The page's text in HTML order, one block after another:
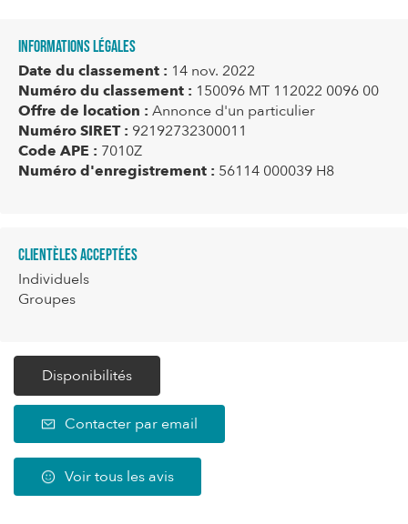
Informations légales
Date du classement : 14 nov. 2022
Numéro du classement : 150096 MT 112022 0096 00
Offre de location : Annonce d'un particulier
Numéro SIRET : 92192732300011
Code APE : 7010Z
Numéro d'enregistrement : 56114 000039 H8
Clientèles acceptées
Individuels
Groupes
Disponibilités
Contacter par email
Voir tous les avis